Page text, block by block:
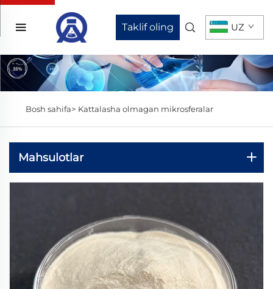
Taklif oling UZ
Bosh sahifa> Kattalasha olmagan mikrosferalar
Mahsulotlar